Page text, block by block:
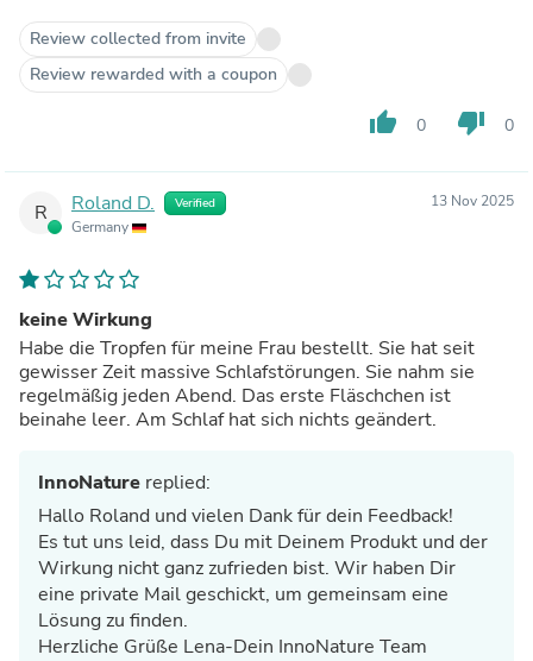
Review collected from invite
Review rewarded with a coupon
thumb_up 0 thumb_down 0
R Roland D. Verified
Germany
13 Nov 2025
keine Wirkung
Habe die Tropfen für meine Frau bestellt. Sie hat seit
gewisser Zeit massive Schlafstörungen. Sie nahm sie
regelmäßig jeden Abend. Das erste Fläschchen ist
beinahe leer. Am Schlaf hat sich nichts geändert.
InnoNature replied:
Hallo Roland und vielen Dank für dein Feedback!
Es tut uns leid, dass Du mit Deinem Produkt und der
Wirkung nicht ganz zufrieden bist. Wir haben Dir
eine private Mail geschickt, um gemeinsam eine
Lösung zu finden.
Herzliche Grüße Lena-Dein InnoNature Team